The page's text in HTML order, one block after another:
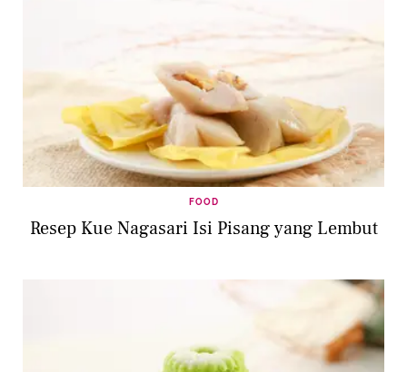
FOOD
Resep Kue Nagasari Isi Pisang yang Lembut